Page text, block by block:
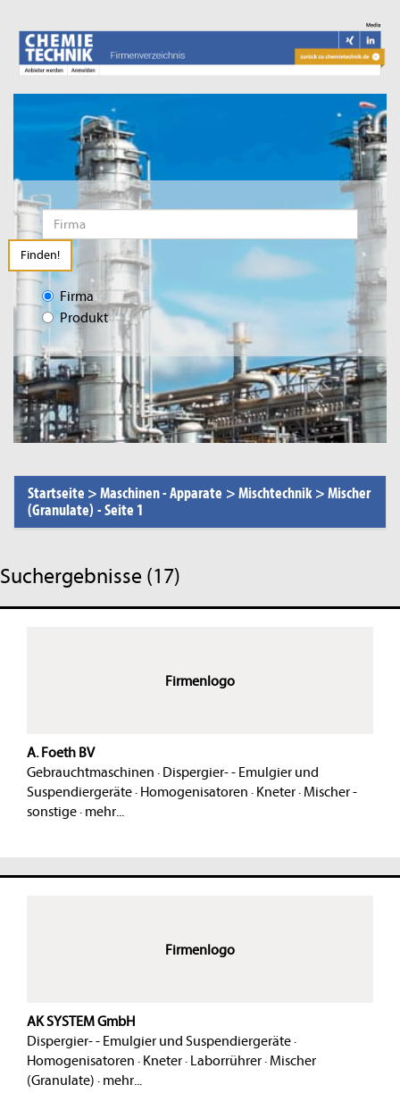
Finden!
Firma
Produkt
Startseite >Maschinen - Apparate >Mischtechnik >Mischer
(Granulate) -Seite 1
Suchergebnisse (17)
Firmenlogo
A. Foeth BV
Gebrauchtmaschinen · Dispergier- - Emulgier und
Suspendiergeräte· Homogenisatoren · Kneter· Mischer -
sonstige· mehr...
Firmenlogo
AK SYSTEM GmbH
Dispergier- - Emulgier und Suspendiergeräte·
Homogenisatoren · Kneter· Laborrührer· Mischer
(Granulate) · mehr...